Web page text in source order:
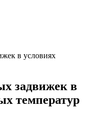
в условиях
задвижек в
температур